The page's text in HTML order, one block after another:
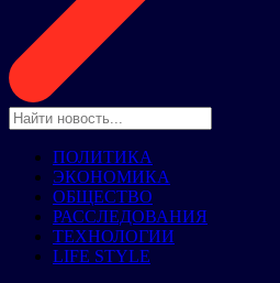
ПОЛИТИКА
ЭКОНОМИКА
ОБЩЕСТВО
РАССЛЕДОВАНИЯ
ТЕХНОЛОГИИ
LIFE STYLE